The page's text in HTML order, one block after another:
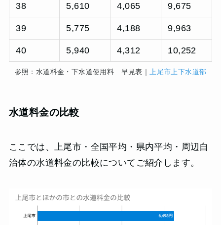
38 5,610 4,065 9,675
39 5,775 4,188 9,963
40 5,940 4,312 10,252
参照：水道料金・下水道使用料 早見表｜上尾市上下水道部
水道料金の比較
ここでは、上尾市・全国平均・県内平均・周辺自
治体の水道料金の比較についてご紹介します。